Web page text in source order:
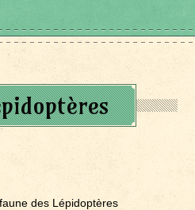
des Lépidoptères